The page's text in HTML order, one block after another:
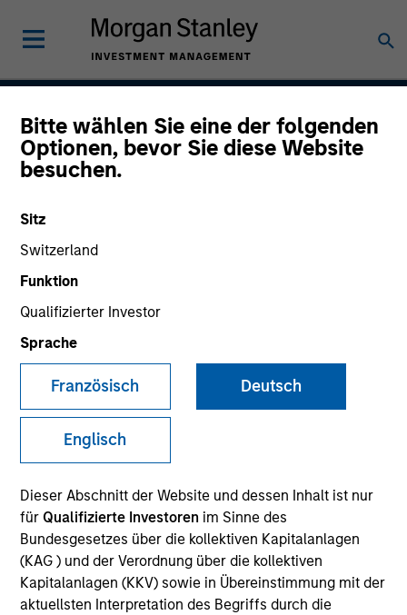
Bitte wählen Sie eine der folgenden
Optionen, bevor Sie diese Website
besuchen.
Sitz
Switzerland
Funktion
Qualifizierter Investor
Sprache
Französisch Deutsch
Englisch
Dieser Abschnitt der Website und dessen Inhalt ist nur
für Qualifizierte Investoren im Sinne des
Bundesgesetzes über die kollektiven Kapitalanlagen
(KAG ) und der Verordnung über die kollektiven
Kapitalanlagen (KKV) sowie in Übereinstimmung mit der
aktuellsten Interpretation des Begriffs durch die
Global Green Bond
Strategy
Strategy Inception
August 2022
Asset Class
Multi-Sector
Quick Facts
Benchmark
ICE BofA Green Bond Index
Related Product